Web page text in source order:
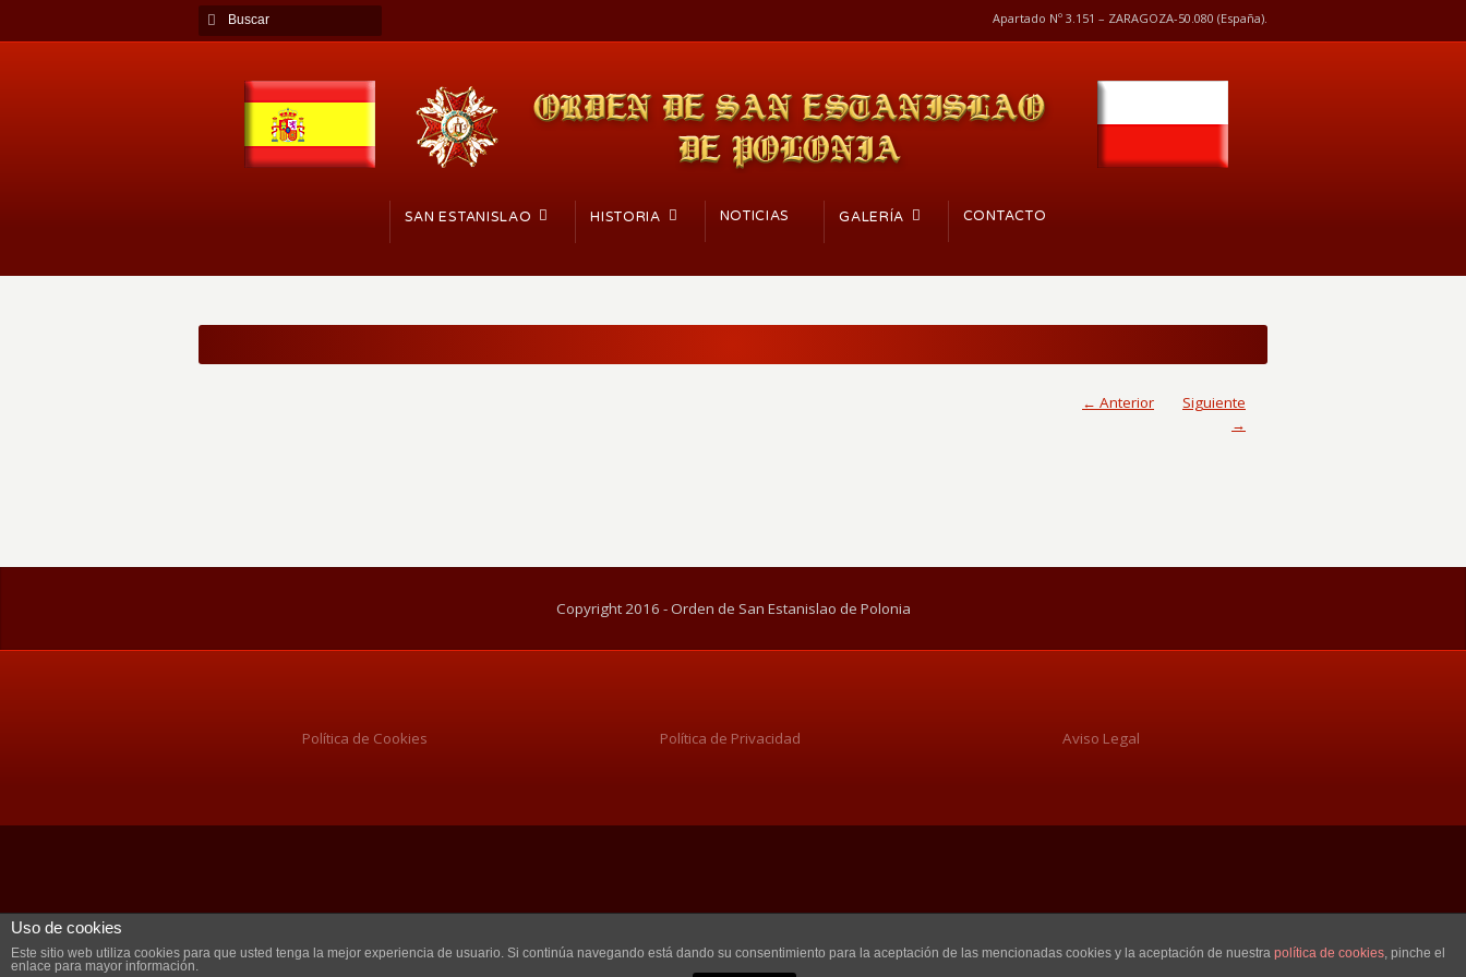
Apartado Nº 3.151 – ZARAGOZA-50.080 (España).
SAN ESTANISLAO HISTORIA NOTICIAS GALERÍA CONTACTO
← Anterior
Siguiente
→
Copyright 2016 - Orden de San Estanislao de Polonia
Política de Cookies Política de Privacidad Aviso Legal
Uso de cookies
Este sitio web utiliza cookies para que usted tenga la mejor experiencia de usuario. Si continúa navegando está dando su consentimiento para la aceptación de las mencionadas cookies y la aceptación de nuestra política de cookies, pinche el
enlace para mayor información.